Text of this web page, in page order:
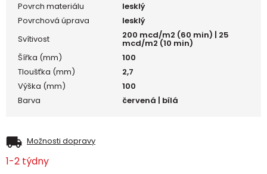
Povrch materiálu
lesklý
Povrchová úprava
lesklý
Svítivost
200 mcd/m2 (60 min) | 25
mcd/m2 (10 min)
Šířka (mm)
100
Tloušťka (mm)
2,7
Výška (mm)
100
Barva
červená | bílá
Možnosti dopravy
1-2 týdny